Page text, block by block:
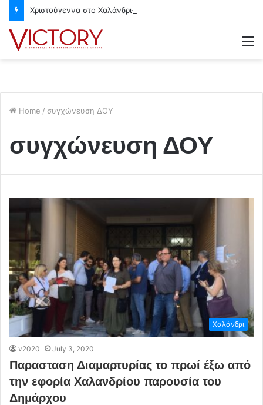
Home / συγχώνευση ΔΟΥ
συγχώνευση ΔΟΥ
Χαλάνδρι
v2020 July 3, 2020
Παρασταση Διαμαρτυρίας το πρωί έξω από
την εφορία Χαλανδρίου παρουσία του
Δημάρχου